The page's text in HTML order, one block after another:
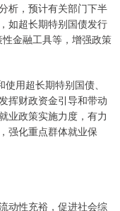
析，预计有关部门下半
如超长期特别国债发行
性金融工具等，增强政策
用超长期特别国债、
挥财政资金引导和带动
业政策实施力度，有力
强化重点群体就业保
动性充裕，促进社会综